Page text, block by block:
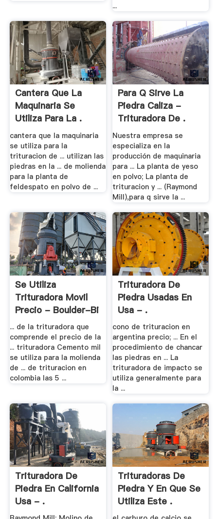
...
Cantera Que La
Maquinaria Se
Utiliza Para La .
cantera que la maquinaria
se utiliza para la
trituracion de ... utilizan las
piedras en la ... de molienda
para la planta de
feldespato en polvo de ...
Para Q Sirve La
Piedra Caliza -
Trituradora De .
Nuestra empresa se
especializa en la
producción de maquinaria
para ... La planta de yeso
en polvo; La planta de
trituracion y ... (Raymond
Mill),para q sirve la ...
Se Utiliza
Trituradora Movil
Precio - Boulder-Bi
... de la trituradora que
comprende el precio de la
... trituradora Cemento mil
se utiliza para la molienda
de ... de trituracion en
colombia las 5 ...
Trituradora De
Piedra Usadas En
Usa - .
cono de trituracion en
argentina precio; ... En el
procedimiento de chancar
las piedras en ... La
trituradora de impacto se
utiliza generalmente para
la ...
Trituradora De
Piedra En California
Usa - .
Trituradoras De
Piedra Y En Que Se
Utiliza Este .